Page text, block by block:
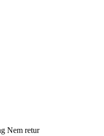
Nem retur